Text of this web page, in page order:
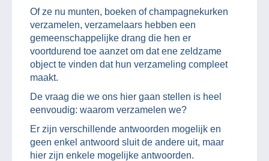
Of ze nu munten, boeken of champagnekurken
verzamelen, verzamelaars hebben een
gemeenschappelijke drang die hen er
voortdurend toe aanzet om dat ene zeldzame
object te vinden dat hun verzameling compleet
maakt.
De vraag die we ons hier gaan stellen is heel
eenvoudig: waarom verzamelen we?
Er zijn verschillende antwoorden mogelijk en
geen enkel antwoord sluit de andere uit, maar
hier zijn enkele mogelijke antwoorden.